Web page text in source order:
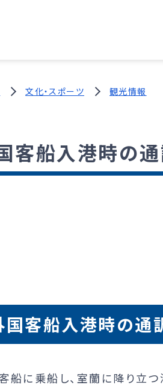
文化・スポーツ 観光情報
客船入港時の
国客船入港時の通
船に乗船し、室蘭に降り立